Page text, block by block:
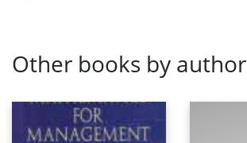
Other books by author